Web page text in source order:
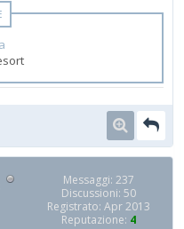
Messaggi: 237
Discussioni: 50
Registrato: Apr 2013
Reputazione: 4